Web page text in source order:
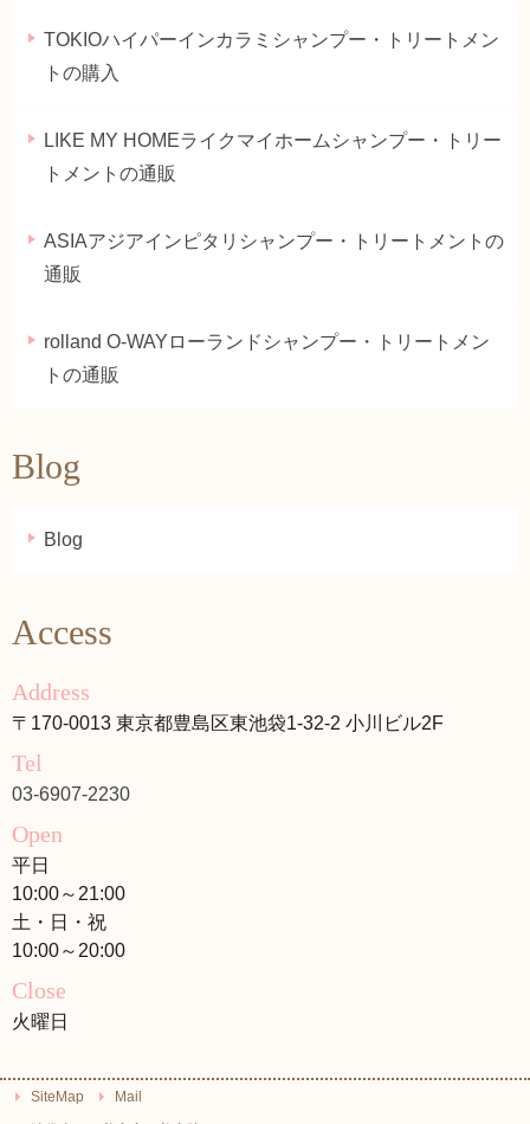
TOKIOハイパーインカラミシャンプー・トリートメン
トの購入
LIKE MY HOMEライクマイホームシャンプー・トリー
トメントの通販
ASIAアジアインピタリシャンプー・トリートメントの
通販
rolland O-WAYローランドシャンプー・トリートメン
トの通販
Blog
Blog
Access
Address
〒170-0013 東京都豊島区東池袋1-32-2 小川ビル2F
Tel
03-6907-2230
Open
平日
10:00～21:00
土・日・祝
10:00～20:00
Close
火曜日
SiteMap
Mail